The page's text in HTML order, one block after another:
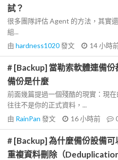
試？
很多團隊評估 Agent 的方法，其實
組...
由 hardness1020發文 14 小時
# [Backup] 當勒索軟體連備
備份是什麼
前面幾篇提過一個殘酷的現實：現
往往不是你的正式資料，...
由 RainPan 發文 16 小時前
# [Backup] 為什麼備份設備
重複資料刪除（Deduplication